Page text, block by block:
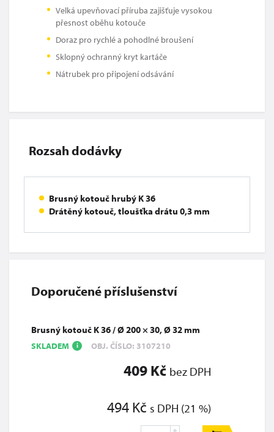
Velká upevňovací příruba zajišťuje vysokou
přesnost oběhu kotouče
Doraz pro rychlé a pohodlné broušení
Sklopný ochranný kryt kartáče
Nátrubek pro připojení odsávání
Rozsah dodávky
Brusný kotouč hrubý K 36
Drátěný kotouč, tloušťka drátu 0,3 mm
Doporučené příslušenství
Brusný kotouč K 36 / Ø 200 × 30, Ø 32 mm
SKLADEM i OBJ. ČÍSLO: 3107210
409 Kč bez DPH
494 Kč s DPH (21 %)